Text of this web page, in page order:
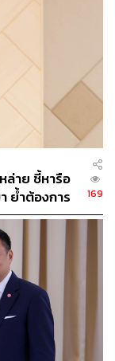
งสมาคมฯ
งรองประธาน
-ซีพี จำกัด ซึ่ง
ประสบการณ์
ต์ไทยมายาวนาน
นับสนุน
วมกับทั้งฝั่งผู้
WEALTH
อยู่แล้วได้เลย
ล่าย ชี้หารือ
ย้ำต้องการ
169